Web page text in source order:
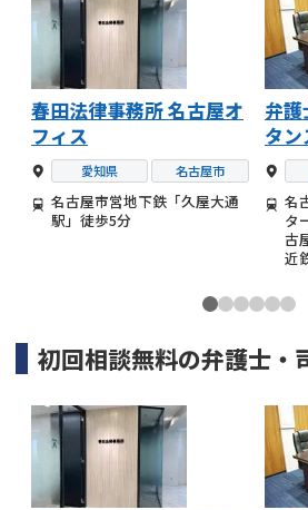
春田法律事務所 名古屋オ
フィス
愛知県 名古屋市
名古屋市営地下鉄「久屋大通
駅」徒歩5分
弁
タ
名
タ
古
近
初回相談無料の弁護士・